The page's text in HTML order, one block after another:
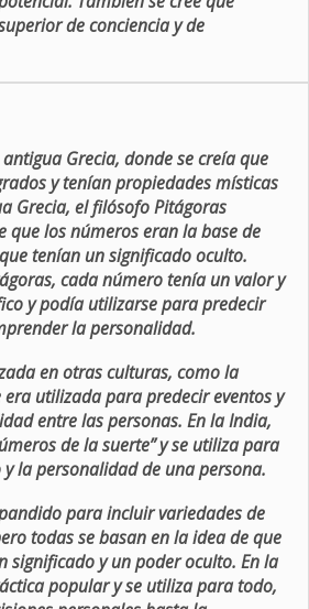
de conciencia y de
Grecia, donde se creía que
y tenían propiedades místicas
Grecia, el filósofo Pitágoras
que los números eran la base de
tenían un significado oculto.
cada número tenía un valor y
y podía utilizarse para predecir
la personalidad.
en otras culturas, como la
utilizada para predecir eventos y
entre las personas. En la India,
de la suerte” y se utiliza para
la personalidad de una persona.
para incluir variedades de
todas se basan en la idea de que
significado y un poder oculto. En la
popular y se utiliza para todo,